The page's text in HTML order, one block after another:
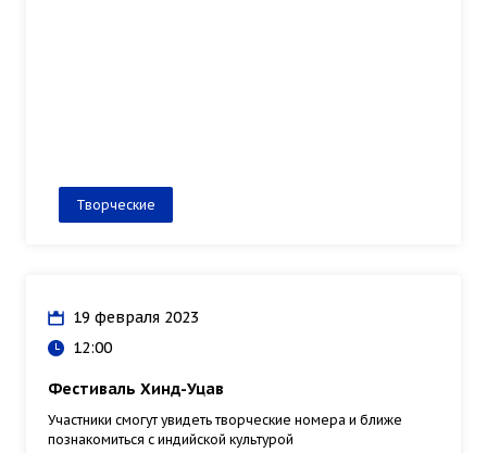
Творческие
19 февраля 2023
12:00
Фестиваль Хинд-Уцав
Участники смогут увидеть творческие номера и ближе
познакомиться с индийской культурой